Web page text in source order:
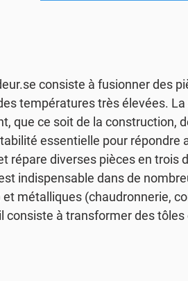
consiste à fusionner des
températures très élevées.
que ce soit de la construction,
essentielle pour répondre
répare diverses pièces en
indispensable dans de
métalliques (chaudronnerie,
consiste à transformer des